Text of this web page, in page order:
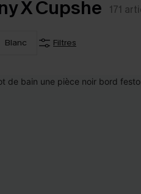
X Cupshe 171
Blanc Filtres